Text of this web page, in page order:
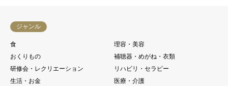
ジャンル
食
理容・美容
おくりもの
補聴器・めがね・衣類
研修会・レクリエーション
リハビリ・セラピー
生活・お金
医療・介護